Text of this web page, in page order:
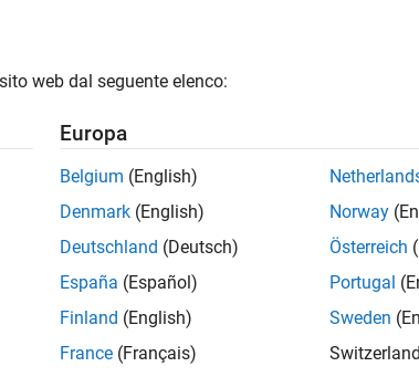
web dal seguente elenco:
Europa
Belgium (English)
Denmark (English)
Deutschland (Deutsch)
España (Español)
Finland (English)
France (Français)
Norway
Österreich
Portugal
Sweden
Switzerland